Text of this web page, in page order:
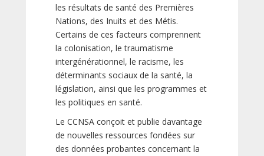
les résultats de santé des Premières
Nations, des Inuits et des Métis.
Certains de ces facteurs comprennent
la colonisation, le traumatisme
intergénérationnel, le racisme, les
déterminants sociaux de la santé, la
législation, ainsi que les programmes et
les politiques en santé.
Le CCNSA conçoit et publie davantage
de nouvelles ressources fondées sur
des données probantes concernant la